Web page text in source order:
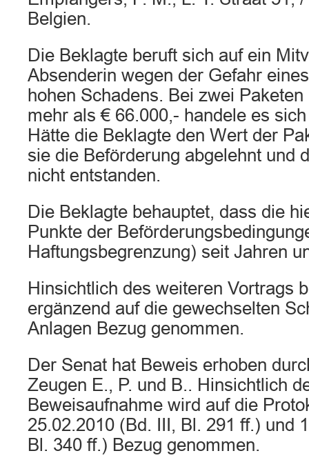
Belgien.
Die Beklagte beruft sich auf ein
Absenderin wegen der Gefahr
hohen Schadens. Bei zwei
mehr als € 66.000,- handele es
Hätte die Beklagte den Wert der
sie die Beförderung abgelehnt und
nicht entstanden.
Die Beklagte behauptet, dass die
Punkte der
Haftungsbegrenzung) seit Jahren
Hinsichtlich des weiteren Vortrags
ergänzend auf die gewechselten
Anlagen Bezug genommen.
Der Senat hat Beweis erhoben
Zeugen E., P. und B.. Hinsichtlich
Beweisaufnahme wird auf die
25.02.2010 (Bd. III, Bl. 291 ff.) und
Bl. 340 ff.) Bezug genommen.